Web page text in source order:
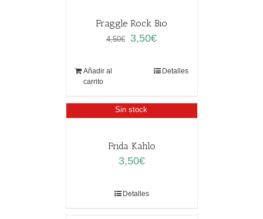
Fraggle Rock Bio
4,50€
El
3,50€El
es:
Añadir al
carrito
Detalles
Sin stock
Frida Kahlo
3,50€
Detalles